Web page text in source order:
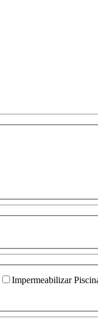
Impermeabilizar